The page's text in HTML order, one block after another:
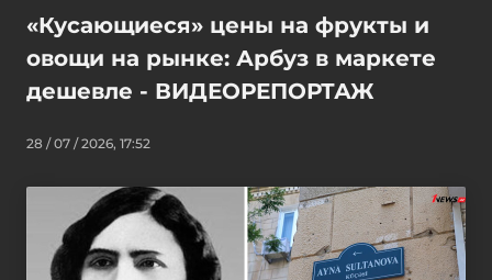
«Кусающиеся» цены на фрукты и
овощи на рынке: Арбуз в маркете
дешевле - ВИДЕОРЕПОРТАЖ
28 / 07 / 2026, 17:52